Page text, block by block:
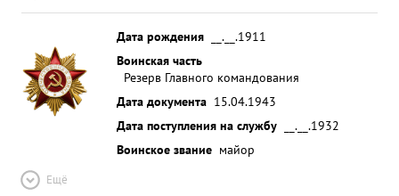
Дата рождения
__.__.1911
Воинская часть
Резерв Главного командования
Дата документа 15.04.1943
Дата поступления на службу
__.__.1932
Воинское звание майор
Ещё